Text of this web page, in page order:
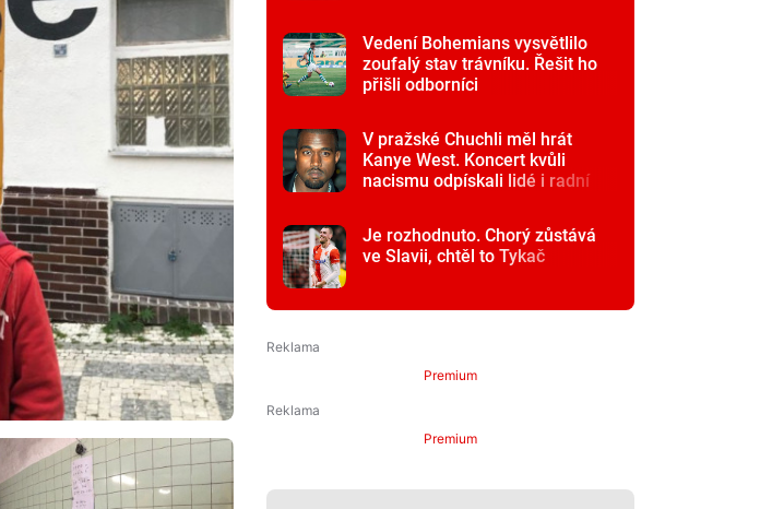
Vedení Bohemians vysvětlilo
zoufalý stav trávníku. Řešit ho
přišli odborníci
V pražské Chuchli měl hrát
Kanye West. Koncert kvůli
nacismu odpískali lidé i radní
Je rozhodnuto. Chorý zůstává
ve Slavii, chtěl to Tykač
Premium
Premium